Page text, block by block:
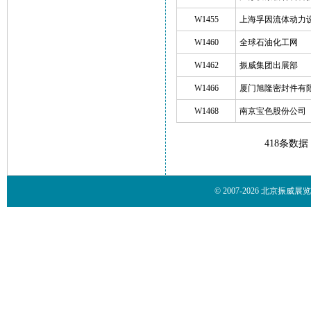
W1455 上海孚因流体动力
W1460 全球石油化工网
W1462 振威集团出展部
W1466 厦门旭隆密封件有
W1468 南京宝色股份公司
418条数据
© 2007-2026 北京振威